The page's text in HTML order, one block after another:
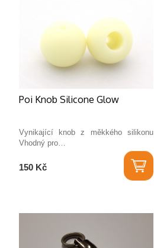
Poi Knob Silicone Glow
Vynikající knob z měkkého silikonu
Vhodný pro…
150 Kč